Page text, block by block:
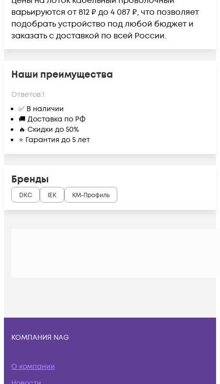
варьируются от 812 ₽ до 4 087 ₽, что позволяет
подобрать устройство под любой бюджет и
заказать с доставкой по всей России.
Наши преимущества
Ответов:1
✅ В наличии
🚚 Доставка по РФ
🔥 Скидки до 50%
⭐ Гарантия до 5 лет
Бренды
DKC IEK КМ-Профиль
КОМПАНИЯ NAG
О компании